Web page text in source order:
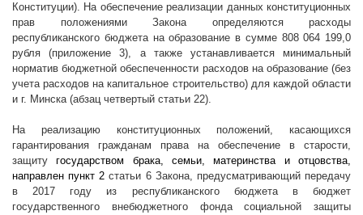
Конституции). На обеспечение реализации данных конституционных
прав положениями Закона определяются расходы
республиканского бюджета на образование в сумме 808 064 199,0
рубля (приложение 3), а также устанавливается минимальный
норматив бюджетной обеспеченности расходов на образование (без
учета расходов на капитальное строительство) для каждой области
и г. Минска (абзац четвертый статьи 22).
На реализацию конституционных положений, касающихся
гарантирования гражданам права на обеспечение в старости,
защитугосударством брака, семьи, материнства и отцовства,
направлен пункт 2 статьи 6 Закона, предусматривающий передачу
в 2017 году из республиканского бюджета в бюджет
государственного внебюджетного фонда социальной защиты